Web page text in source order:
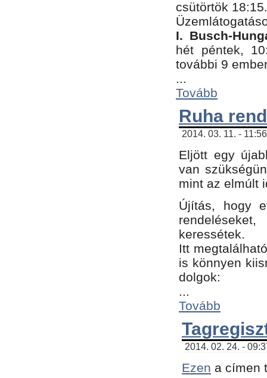
csütörtök 18:15.
I. Busch-
hét péntek,
további 9
...
Tovább
Ruha
2014. 03. 11. -
Eljött egy
van
mint az elmúlt
Újítás, hogy
keressétek.
Itt
is könnyen
dolgok:
...
Tovább
2014. 02. 24. -
Ezen a címen